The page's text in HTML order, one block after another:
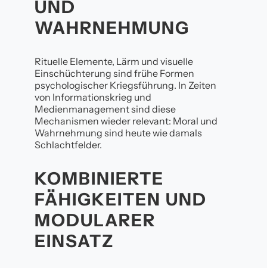
UND
WAHRNEHMUNG
Rituelle Elemente, Lärm und visuelle
Einschüchterung sind frühe Formen
psychologischer Kriegsführung. In Zeiten
von Informationskrieg und
Medienmanagement sind diese
Mechanismen wieder relevant: Moral und
Wahrnehmung sind heute wie damals
Schlachtfelder.
KOMBINIERTE
FÄHIGKEITEN UND
MODULARER
EINSATZ